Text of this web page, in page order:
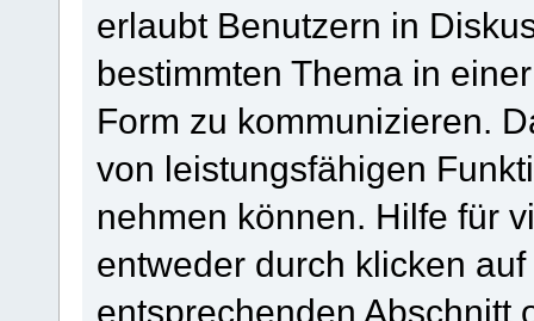
erlaubt Benutzern in
bestimmten Thema in
Form zu kommunizieren.
von leistungsfähigen
nehmen können. Hilfe für
entweder durch klicken
entsprechenden Abschnitt